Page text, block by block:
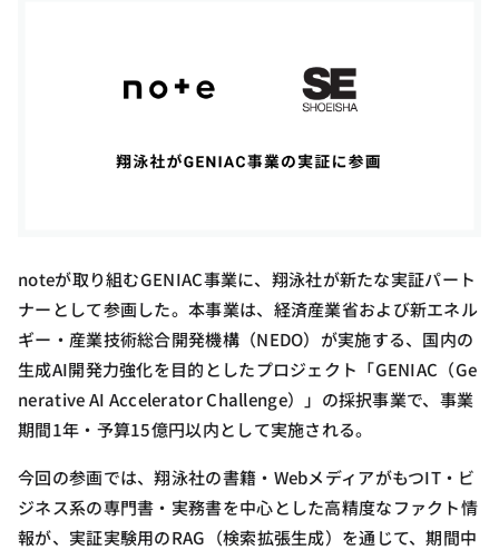
noteが取り組むGENIAC事業に、翔泳社が新たな実証パート
ナーとして参画した。本事業は、経済産業省および新エネル
ギー・産業技術総合開発機構（NEDO）が実施する、国内の
生成AI開発力強化を目的としたプロジェクト「GENIAC（Ge
nerative AI Accelerator Challenge）」の採択事業で、事業
期間1年・予算15億円以内として実施される。
今回の参画では、翔泳社の書籍・WebメディアがもつIT・ビ
ジネス系の専門書・実務書を中心とした高精度なファクト情
報が、実証実験用のRAG（検索拡張生成）を通じて、期間中